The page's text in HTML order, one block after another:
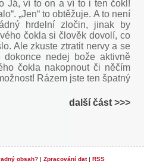
Já, ví to on a ví to i ten čokl!
„Jen“ to obtěžuje. A to není
hrdelní zločin, jinak by
čokla si člověk dovolí, co
Ale zkuste ztratit nervy a se
nedej bože aktivně
čokla nakopnout či něčím
Rázem jste ten špatný
další část >>>
obsah?| Zpracování dat| RSS